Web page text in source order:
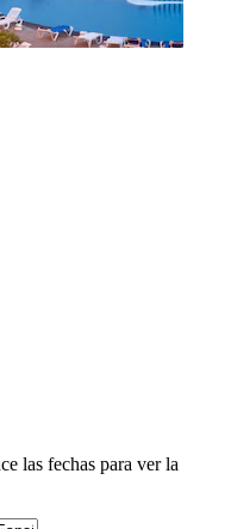
las fechas para ver la